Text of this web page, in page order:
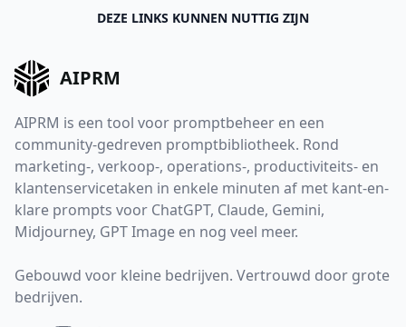
DEZE LINKS KUNNEN NUTTIG ZIJN
AIPRM
AIPRM is een tool voor promptbeheer en een
community-gedreven promptbibliotheek. Rond
marketing-, verkoop-, operations-, productiviteits- en
klantenservicetaken in enkele minuten af met kant-en-
klare prompts voor ChatGPT, Claude, Gemini,
Midjourney, GPT Image en nog veel meer.
Gebouwd voor kleine bedrijven. Vertrouwd door grote
bedrijven.